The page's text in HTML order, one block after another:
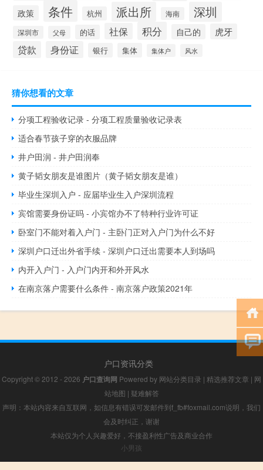
政策 条件 杭州 派出所 海南 深圳
深圳市 父母 的话 社保 积分 自己的 虎牙
贷款 身份证 银行 集体 集体户 风水
猜你想看的文章
分项工程验收记录 - 分项工程质量验收记录表
适合春节孩子穿的衣服品牌
井户田润 - 井户田润奉
黄子韬女朋友是谁图片（黄子韬女朋友是谁）
毕业生深圳入户 - 应届毕业生入户深圳流程
宾馆需要身份证吗 - 小宾馆办不了特种行业许可证
卧室门不能对着入户门 - 主卧门正对入户门为什么不好
深圳户口迁出外省手续 - 深圳户口迁出需要本人到场吗
内开入户门 - 入户门内开和外开风水
在南京落户需要什么条件 - 南京落户政策2021年
户口资讯分类
Copyright © 2012 - 2026 户口查询网 Powered by 网站分类目录 | 精选推荐文章 | 网
站地图 | 疑难解答
声明：本站内容来自互联网，如信息有错误可发邮件到f_fb#foxmail.com说明，我们
会及时纠正，谢谢
本站仅为个人兴趣爱好，不接盈利性广告及商业合作
小男孩